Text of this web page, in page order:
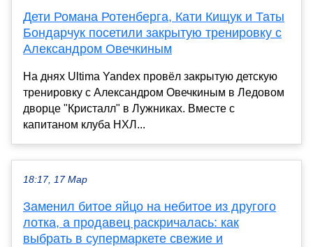
Дети Романа Ротенберга, Кати Кищук и Таты
Бондарчук посетили закрытую тренировку с
Александром Овечкиным
На днях Ultima Yandex провёл закрытую детскую
тренировку с Александром Овечкиным в Ледовом
дворце "Кристалл" в Лужниках. Вместе с
капитаном клуба НХЛ...
18:17, 17 Мар
Заменил битое яйцо на небитое из другого
лотка, а продавец раскричалась: как
выбрать в супермаркете свежие и